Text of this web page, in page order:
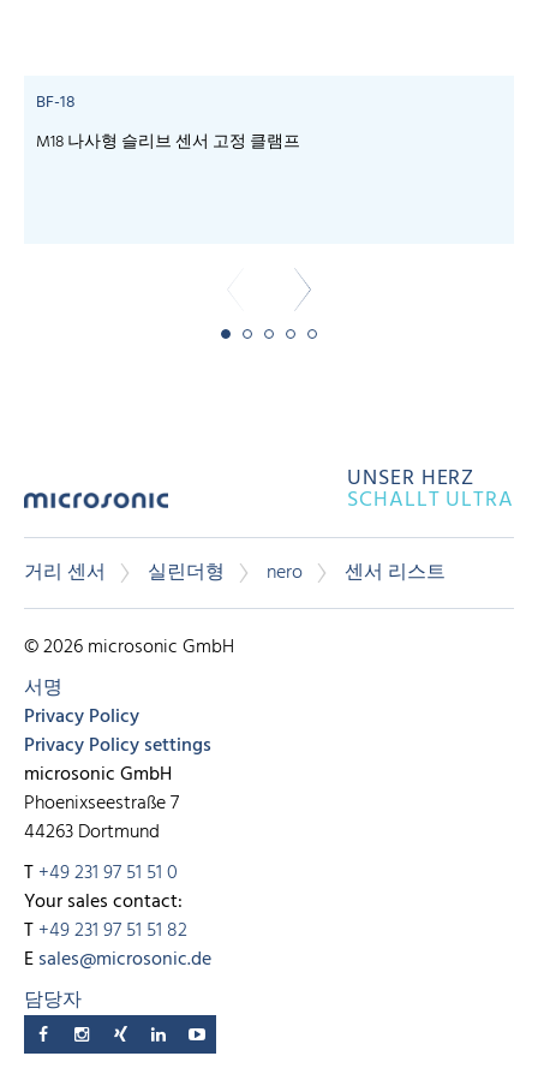
BF-18
M18 나사형 슬리브 센서 고정 클램프
UNSER HERZ
SCHALLT ULTRA
거리 센서 실린더형 nero 센서 리스트
© 2026 microsonic GmbH
서명
Privacy Policy
Privacy Policy settings
microsonic GmbH
Phoenixseestraße 7
44263 Dortmund
T+49 231 97 51 51 0
Your sales contact:
T+49 231 97 51 51 82
Esales@microsonic.de
담당자